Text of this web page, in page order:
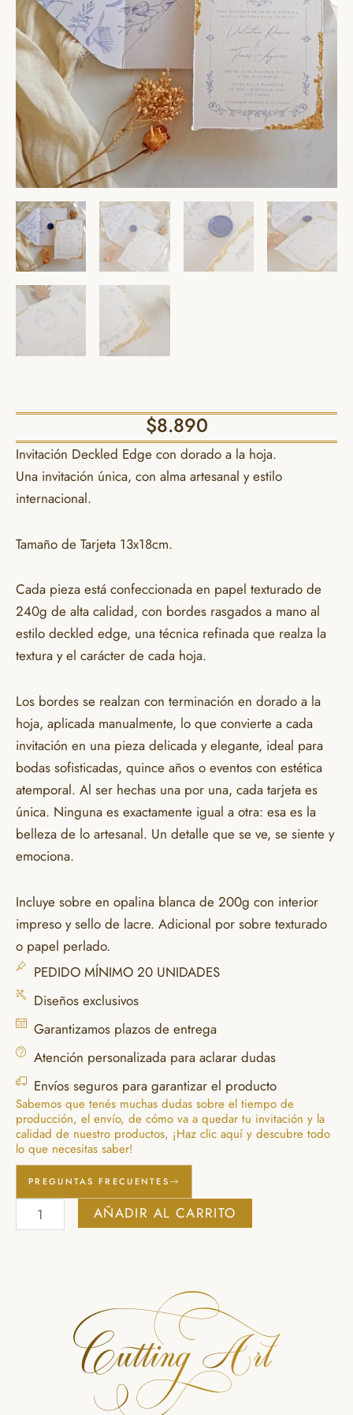
$8.890
Invitación Deckled Edge con dorado a la hoja.
Una invitación única, con alma artesanal y estilo
internacional.
Tamaño de Tarjeta 13x18cm.
Cada pieza está confeccionada en papel texturado de
240g de alta calidad, con bordes rasgados a mano al
estilo deckled edge, una técnica refinada que realza la
textura y el carácter de cada hoja.
Los bordes se realzan con terminación en dorado a la
hoja, aplicada manualmente, lo que convierte a cada
invitación en una pieza delicada y elegante, ideal para
bodas sofisticadas, quince años o eventos con estética
atemporal. Al ser hechas una por una, cada tarjeta es
única. Ninguna es exactamente igual a otra: esa es la
belleza de lo artesanal. Un detalle que se ve, se siente y
emociona.
Incluye sobre en opalina blanca de 200g con interior
impreso y sello de lacre. Adicional por sobre texturado
o papel perlado.
PEDIDO MÍNIMO 20 UNIDADES
Diseños exclusivos
Garantizamos plazos de entrega
Atención personalizada para aclarar dudas
Envíos seguros para garantizar el producto
Sabemos que tenés muchas dudas sobre el tiempo de
producción, el envío, de cómo va a quedar tu invitación y la
calidad de nuestro productos, ¡Haz clic aquí y descubre todo
lo que necesitas saber!
PREGUNTAS FRECUENTES
Deckled
Edge
AÑADIR AL CARRITO